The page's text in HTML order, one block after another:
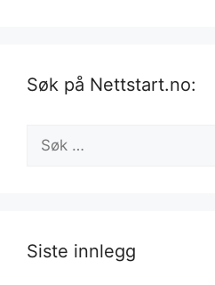
Søk på Nettstart.no:
etter:
Siste innlegg